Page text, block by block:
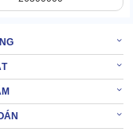
nhau, bên chứa nước
hơn dùng để tích trữ